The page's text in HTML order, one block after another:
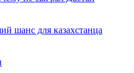
шанс для казахстанца